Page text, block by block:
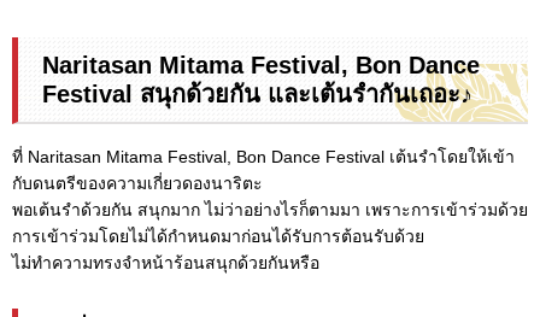
Naritasan Mitama Festival, Bon Dance
Festival สนุกด้วยกัน และเต้นรำกันเถอะ♪
ที่ Naritasan Mitama Festival, Bon Dance Festival เต้นรำโดยให้เข้า
กับดนตรีของความเกี่ยวดองนาริตะ
พอเต้นรำด้วยกัน สนุกมาก ไม่ว่าอย่างไรก็ตามมา เพราะการเข้าร่วมด้วย
การเข้าร่วมโดยไม่ได้กำหนดมาก่อนได้รับการต้อนรับด้วย
ไม่ทำความทรงจำหน้าร้อนสนุกด้วยกันหรือ